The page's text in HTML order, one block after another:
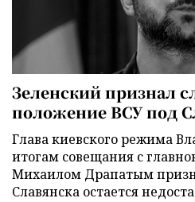
Зеленский признал
положение ВСУ под
Глава киевского режима
итогам совещания с
Михаилом Драпатым
Славянска остается